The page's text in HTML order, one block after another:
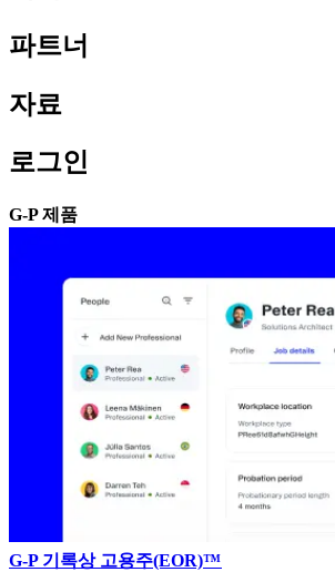
파트너​​
자료​​
로그인​​
G-P 제품​​
G-P 기록상 고용주(EOR)™​​